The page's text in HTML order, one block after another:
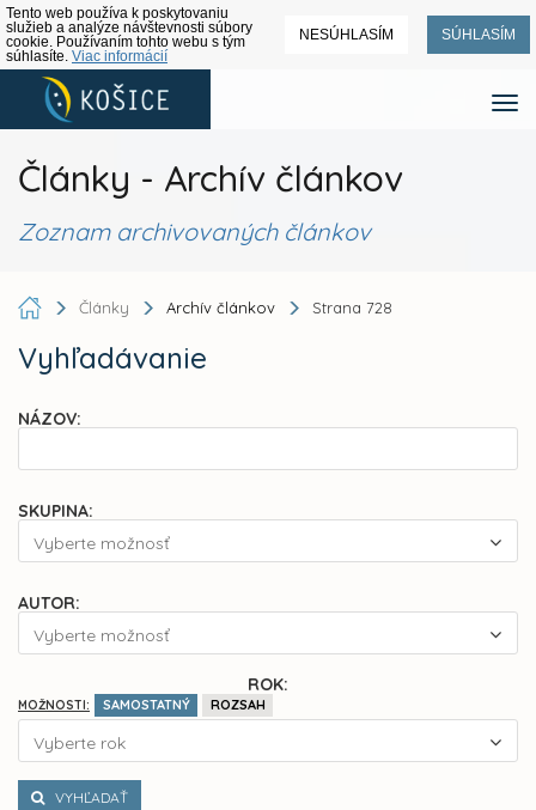
Tento web používa k poskytovaniu
služieb a analýze návštevnosti súbory
cookie. Používaním tohto webu s tým
súhlasíte. Viac informácií
NESÚHLASÍM SÚHLASÍM
Články - Archív článkov
Zoznam archivovaných článkov
Články Archív článkov Strana 728
Vyhľadávanie
NÁZOV:
SKUPINA:
Vyberte možnosť
AUTOR:
Vyberte možnosť
ROK:
MOŽNOSTI: SAMOSTATNÝ ROZSAH
Vyberte rok
VYHĽADAŤ